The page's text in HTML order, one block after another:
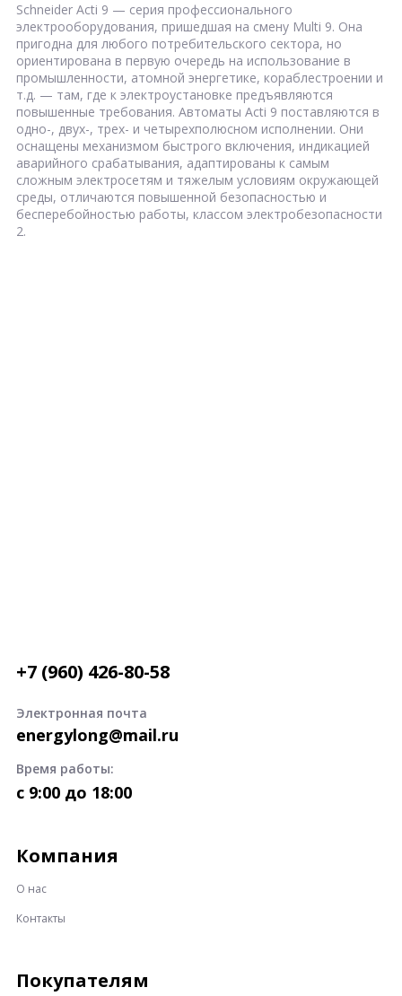
Schneider Acti 9 — серия профессионального
электрооборудования, пришедшая на смену Multi 9. Она
пригодна для любого потребительского сектора, но
ориентирована в первую очередь на использование в
промышленности, атомной энергетике, кораблестроении и
т.д. — там, где к электроустановке предъявляются
повышенные требования. Автоматы Acti 9 поставляются в
одно-, двух-, трех- и четырехполюсном исполнении. Они
оснащены механизмом быстрого включения, индикацией
аварийного срабатывания, адаптированы к самым
сложным электросетям и тяжелым условиям окружающей
среды, отличаются повышенной безопасностью и
бесперебойностью работы, классом электробезопасности
2.
+7 (960) 426-80-58
Электронная почта
energylong@mail.ru
Время работы:
c 9:00 до 18:00
Компания
О нас
Контакты
Покупателям